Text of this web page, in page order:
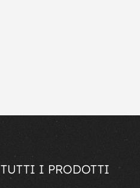
TUTTI I PRODOTTI